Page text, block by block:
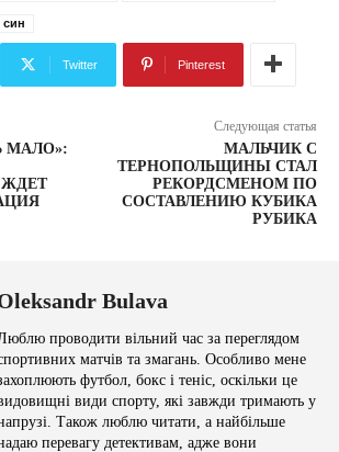
син
Twitter Pinterest
МАЛО»:
Следующая статья
МАЛЬЧИК С
ТЕРНОПОЛЬЩИНЫ СТАЛ
РЕКОРДСМЕНОМ ПО
СОСТАВЛЕНИЮ КУБИКА
РУБИКА
Bulava
проводити вільний час за переглядом
матчів та змагань. Особливо мене
футбол, бокс і теніс, оскільки це
види спорту, які завжди тримають у
Також люблю читати, а найбільше
перевагу детективам, адже вони